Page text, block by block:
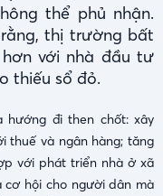
thể phủ nhận.
thị trường bất
với nhà đầu tư
thiếu sổ đỏ.
hướng đi then chốt: xây
thuế và ngân hàng; tăng
với phát triển nhà ở xã
cơ hội cho người dân mà